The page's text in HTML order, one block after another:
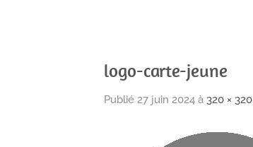
logo-carte-jeune
Publié 27 juin 2024 à 320 × 320